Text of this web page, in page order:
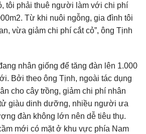
tôi phải thuê người làm với chi phí
Từ khi nuôi ngỗng, gia đình tôi
vừa giảm chi phí cắt cỏ”, ông Tịnh
nhân giống để tăng đàn lên 1.000
Bởi theo ông Tịnh, ngoài tác dụng
cho cây trồng, giảm chi phí nhân
giàu dinh dưỡng, nhiều người ưa
đàn không lớn nên dễ tiêu thụ.
mới có mặt ở khu vực phía Nam